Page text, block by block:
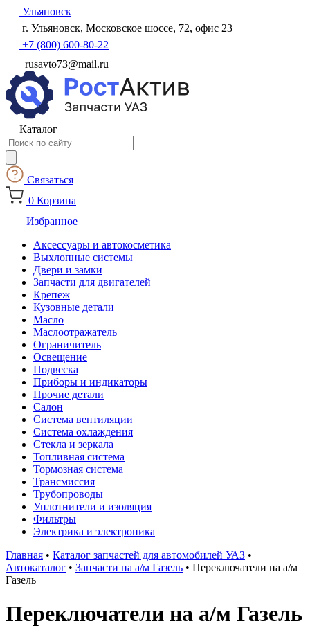
Ульяновск
г. Ульяновск, Московское шоссе, 72, офис 23
+7 (800) 600-80-22
rusavto73@mail.ru
Каталог
Поиск
товаров
Связаться
0 Корзина
Избранное
Аксессуары и автокосметика
Выхлопные системы
Двери и замки
Запчасти для двигателей
Крепеж
Кузовные детали
Масло
Маслоотражатель
Ограничитель
Освещение
Подвеска
Приборы и индикаторы
Прочие детали
Салон
Система вентиляции
Система охлаждения
Стекла и зеркала
Топливная система
Тормозная система
Трансмиссия
Трубопроводы
Уплотнители и изоляция
Фильтры
Электрика и электроника
Главная • Каталог запчастей для автомобилей УАЗ •
Автокаталог • Запчасти на а/м Газель • Переключатели на а/м
Газель
Переключатели на а/м Газель